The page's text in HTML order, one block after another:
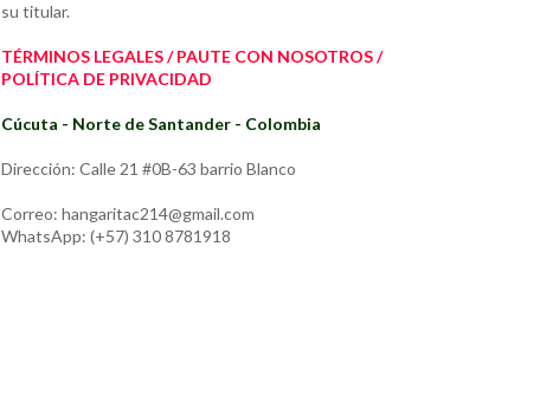
su titular.
TÉRMINOS LEGALES / PAUTE CON NOSOTROS /
POLÍTICA DE PRIVACIDAD
Cúcuta - Norte de Santander - Colombia
Dirección: Calle 21 #0B-63 barrio Blanco
Correo: hangaritac214@gmail.com
WhatsApp: (+57) 310 8781918